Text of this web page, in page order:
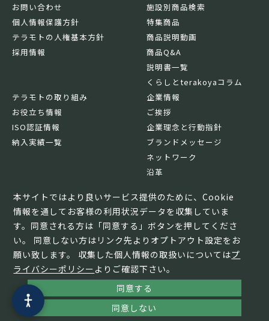
本サイトではより良いサービス提供のために、Cookie
情報を通してお客様の利用状況データを収集していま
す。同意される方は「同意する」ボタンを押してくださ
い。 同意しない方はリンク先よりオプトアウト設定をお
願い致します。 収集した個人情報の取扱いについてはプ
ライバシーポリシー よりご確認下さい。
同意する
同意しない
お問い合わせ
個人情報保護方針
テラモトの人権基本方針
採用情報
施設別商品検索
特集商品
商品説明動画
商品Q&A
説明書一覧
くらしとterakoyaコラム
テラモトの取り組み
お役立ち情報
ISO認証情報
納入実績一覧
企業情報
ご挨拶
企業理念と行動指針
ブランドメッセージ
ネットワーク
沿革
© TERAMOTO All Rights Reserved.